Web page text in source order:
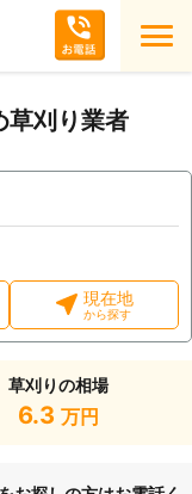
草刈り業者
現在地
から探す
草刈りの相場
6.3 万円